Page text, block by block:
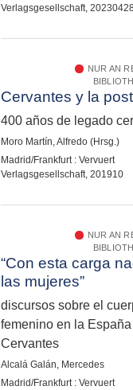
Unamuno
Verlagsgesellschaft,
NUR AN
Cervantes y la
400 años de legado
Moro Martín, Alfredo (Hrsg.)
Madrid/Frankfurt : Vervuert
Verlagsgesellschaft, 201910
NUR AN
“Con esta carga
las mujeres”
discursos sobre el
femenino en la
Cervantes
Alcalá Galán, Mercedes
Madrid/Frankfurt : Vervuert